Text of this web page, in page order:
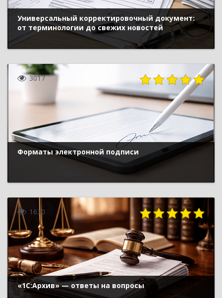
Универсальный корректировочный документ:
от терминологии до свежих новостей
3017
Форматы электронной подписи
1630
«1С:Архив» — ответы на вопросы